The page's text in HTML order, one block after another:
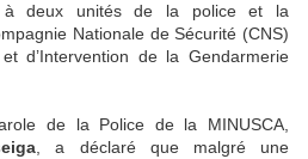
à deux unités de la police et la
Nationale de Sécurité (CNS)
d’Intervention de la Gendarmerie
de la Police de la MINUSCA,
, a déclaré que malgré une